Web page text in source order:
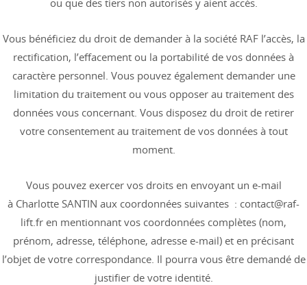
ou que des tiers non autorisés y aient accès.
Vous bénéficiez du droit de demander à la société RAF l’accès, la
rectification, l’effacement ou la portabilité de vos données à
caractère personnel. Vous pouvez également demander une
limitation du traitement ou vous opposer au traitement des
données vous concernant. Vous disposez du droit de retirer
votre consentement au traitement de vos données à tout
moment.
Vous pouvez exercer vos droits en envoyant un e-mail
à Charlotte SANTIN aux coordonnées suivantes : contact@raf-
lift.fr en mentionnant vos coordonnées complètes (nom,
prénom, adresse, téléphone, adresse e-mail) et en précisant
l’objet de votre correspondance. Il pourra vous être demandé de
justifier de votre identité.